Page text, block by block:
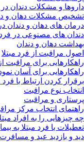
داروها و مشکلات دندان در
تشخیص مشکلات دهان و
درمان های دهان و دندان
دندان های مصنوعی در فرد
بهداشت دهان و دندان
اصول مراقبت از فرد مبتلا
راهکارهایی برای مراقبت
راهکارهایی برای آسان
برقرار کردن ارتباط با فرد
انتخاب نوع مراقبت
پرستاری و مراقبت
راهنمای انتخاب مرکز
چه چیزهایی را به افراد
تعطیلات با فرد مبتلا به
دید و بازدید عید و مسافرت